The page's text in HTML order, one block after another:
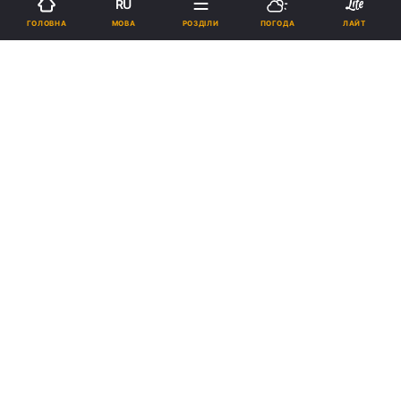
20:26, 22.06.23
ГОЛОВНА
RU
МОВА РОЗДІЛИ ПОГОДА ЛАЙТ